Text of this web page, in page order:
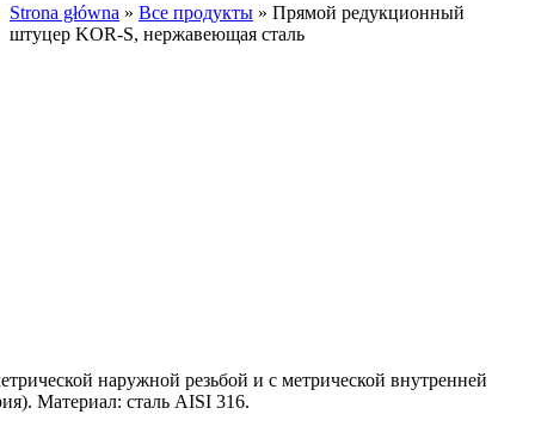
Strona główna » Все продукты » Прямой редукционный
штуцер KOR-S, нержавеющая сталь
наружной резьбой и с метрической внутренней
Материал: сталь AISI 316.